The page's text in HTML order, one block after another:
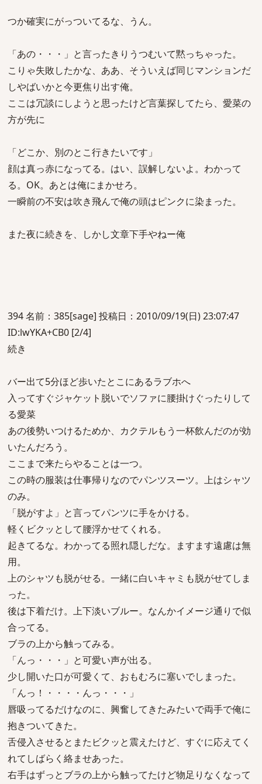
つか確実にがっついてるな、うん。
「あの・・・」と言ったきりうつむいて黙っちゃった。
こりゃ失敗したかな、ああ、そういえば同じマンションだ
しやばいかと今更焦り出す俺。
ここは冗談にしようと思ったけど言葉探してたら、愛菜の
方が先に
「どこか、別のとこ行きたいです」
顔は真っ赤になってる。はい、誤解しないよ。わかって
る。OK。あとは俺にまかせろ。
一瞬前の不安は吹き飛んで俺の頭はピンクに染まった。
また夜に続きを、しかし文章下手やねー俺
394 名前：385[sage] 投稿日：2010/09/19(日) 23:07:47
ID:lwYKA+CB0 [2/4]
続き
バー出て5分ほど歩いたとこにあるラブホへ
入ってすぐジャケット脱いでソファに腰掛けぐったりして
る愛菜
あの後勢いつけるためか、カクテルもう一杯飲んだのが効
いたんだろう。
ここまで来たらやることは一つ。
この時の服装は仕事帰りなのでパンツスーツ。上はシャツ
のみ。
「脱がすよ」と言ってパンツに手をかける。
軽くビクッとして腰浮かせてくれる。
起きてるな。わかってる照れ隠しだな。ますます遠慮は無
用。
上のシャツも脱がせる。一緒に白いキャミも脱がせてしま
った。
後は下着だけ。上下淡いブルー。なんかイメージ通りで似
合ってる。
ブラの上から触ってみる。
「んっ・・・」と可愛い声が出る。
少し開いた口が可愛くて、おもむろに塞いでしまった。
「んっ！・・・・んっ・・・」
唇吸ってるだけなのに、興奮してきたみたいで両手で俺に
抱きついてきた。
舌侵入させるとまたビクッと震えたけど、すぐに応えてく
れてしばらく絡ませあった。
右手はずっとブラの上から触ってたけど物足りなくなって